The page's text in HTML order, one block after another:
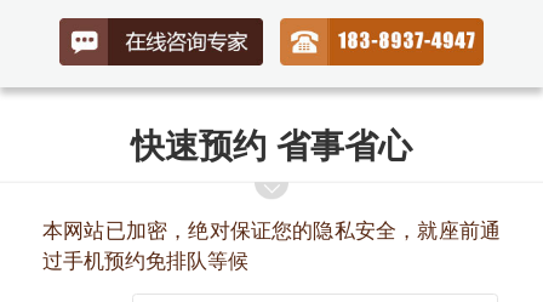
快速预约 省事省心
本网站已加密，绝对保证您的隐私安全，就座前通
过手机预约免排队等候